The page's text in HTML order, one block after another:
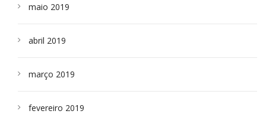
maio 2019
abril 2019
março 2019
fevereiro 2019